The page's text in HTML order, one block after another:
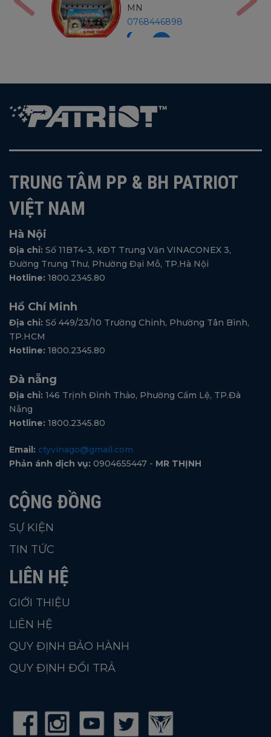
MB
0971234540
TRUNG TÂM PP & BH PATRIOT
VIỆT NAM
Hà Nội
Địa chỉ: Số 11BT4-3, KĐT Trung Văn VINACONEX 3,
Đường Trung Thư, Phường Đại Mỗ, TP.Hà Nội
Hotline: 1800.2345.80
Hồ Chí Minh
Địa chỉ: Số 449/23/10 Trường Chinh, Phường Tân Bình,
TP.HCM
Hotline: 1800.2345.80
Đà nẵng
Địa chỉ: 146 Trịnh Đình Thảo, Phường Cẩm Lệ, TP.Đà
Nẵng
Hotline: 1800.2345.80
Email: ctyvinago@gmail.com
Phản ánh dịch vụ: 0904655447 - MR THỊNH
CỘNG ĐỒNG
SỰ KIỆN
TIN TỨC
LIÊN HỆ
GIỚI THIỆU
LIÊN HỆ
QUY ĐỊNH BẢO HÀNH
QUY ĐỊNH ĐỔI TRẢ